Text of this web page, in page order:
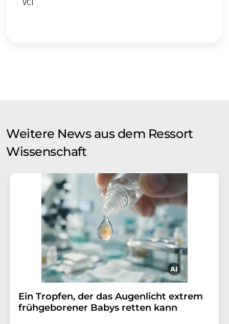
VCI
Weitere News aus dem Ressort
Wissenschaft
Ein Tropfen, der das Augenlicht extrem
frühgeborener Babys retten kann